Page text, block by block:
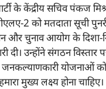
के केंद्रीय सचिव पंकज
2 को मतदाता सूची
और चुनाव आयोग के दिशा-
दी। उन्होंने संगठन विस्तार
योजनाओं
मुख्य लक्ष्य होना चाहिए।